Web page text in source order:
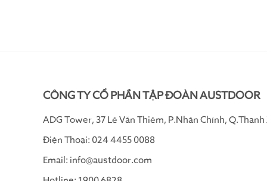
CÔNG TY CỔ PHẦN TẬP ĐOÀN AUSTDOOR
ADG Tower, 37 Lê Văn Thiêm, P.Nhân Chính, Q.Thanh
Điện Thoại: 024 4455 0088
Email: info@austdoor.com